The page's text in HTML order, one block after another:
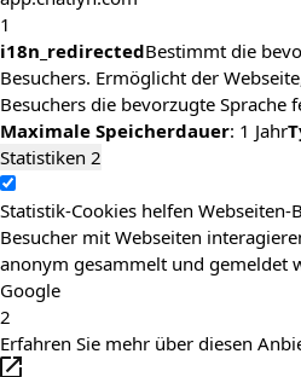
1
i18n_redirectedBestimmt die
Besuchers. Ermöglicht der
Besuchers die bevorzugte Sprache
Maximale Speicherdauer: 1 Jahr
Statistiken 2
Statistik-Cookies helfen
Besucher mit Webseiten
anonym gesammelt und gemeldet
Google
2
Erfahren Sie mehr über diesen